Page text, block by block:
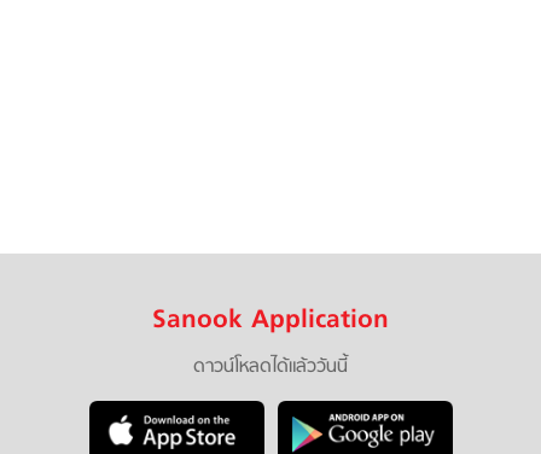
Sanook Application
ดาวน์โหลดได้แล้ววันนี้